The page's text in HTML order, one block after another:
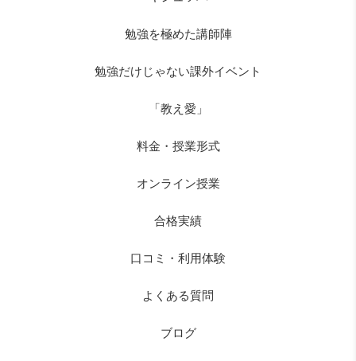
勉強を極めた講師陣
勉強だけじゃない課外イベント
「教え愛」
料金・授業形式
オンライン授業
合格実績
口コミ・利用体験
よくある質問
ブログ